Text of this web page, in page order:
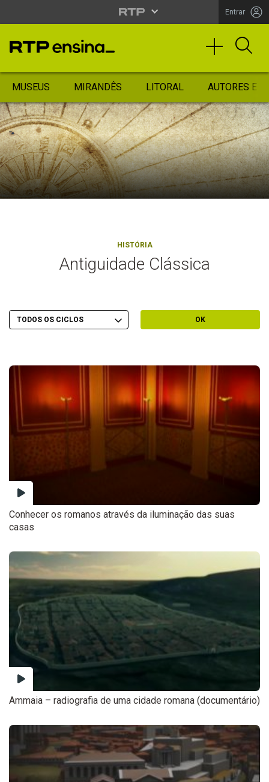
Entrar
MUSEUS MIRANDÊS LITORAL AUTORES
HISTÓRIA
Antiguidade Clássica
Filtrar por Ciclo
Escolher Ciclo OK
Conhecer os romanos através da iluminação das suas
casas
Ammaia – radiografia de uma cidade romana (documentário)